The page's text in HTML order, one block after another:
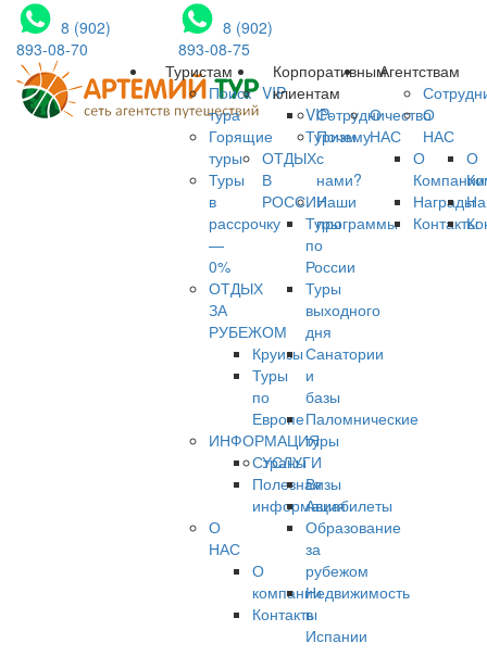
8 (902)
893-08-70
8 (902)
893-08-75
Туристам
Поиск
тура
Горящие
туры
Туры
в
рассрочку
—
0%
ОТДЫХ
ЗА
РУБЕЖОМ
Круизы
Туры
по
Европе
ИНФОРМАЦИЯ
Страны
Полезная
информация
О
НАС
О
компании
Контакты
VIP
VIP-
Туризм
ОТДЫХ
В
РОССИИ
Туры
по
России
Туры
выходного
дня
Санатории
и
базы
Паломнические
туры
УСЛУГИ
Визы
Авиабилеты
Образование
за
рубежом
Недвижимость
в
Испании
Корпоративным
клиентам
Сотрудничество
Почему
с
нами?
Наши
программы
О
НАС
О
Компании
Награды
Контакты
Агентствам
О
НАС
О